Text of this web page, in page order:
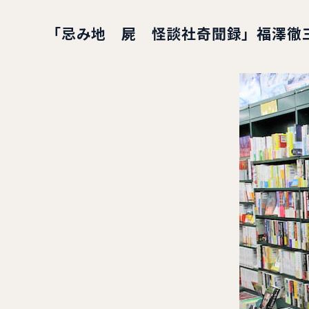
「忌み地 屍 怪談社奇聞録」福澤徹